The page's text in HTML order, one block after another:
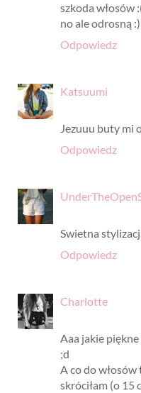
szkoda włosów
no ale odrosną :)
Odpowiedz
Katsuumi
Jezuuu buty mi
Odpowiedz
Swietna
Odpowiedz
Charlotte
Aaa jakie
;d
A co do włosów
skróciłam (o 15